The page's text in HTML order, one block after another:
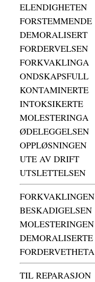
ELENDIGHETEN
FORSTEMMENDE
DEMORALISERT
FORDERVELSEN
FORKVAKLINGA
ONDSKAPSFULL
KONTAMINERTE
INTOKSIKERTE
MOLESTERINGA
ØDELEGGELSEN
OPPLØSNINGEN
UTE AV DRIFT
UTSLETTELSEN
FORKVAKLINGEN
BESKADIGELSEN
MOLESTERINGEN
DEMORALISERTE
FORDERVETHETA
TIL REPARASJON